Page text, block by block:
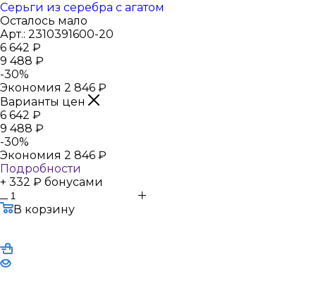
Серьги из серебра с агатом
Осталось мало
Арт.: 2310391600-20
6 642 ₽
9 488 ₽
-30%
Экономия 2 846 ₽
Варианты цен
6 642 ₽
9 488 ₽
-30%
Экономия 2 846 ₽
Подробности
+ 332 ₽ бонусами
В корзину